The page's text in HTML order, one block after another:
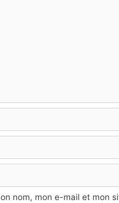
nom, mon e-mail et mon